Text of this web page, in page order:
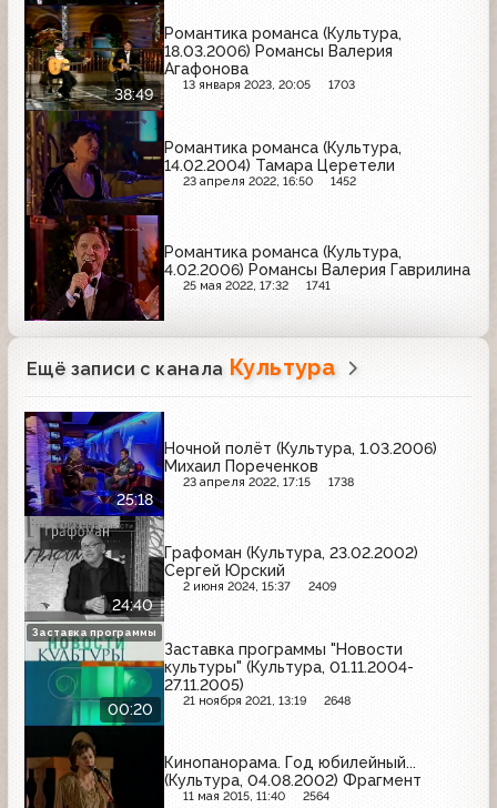
38:49
Романтика романса (Культура,
18.03.2006) Романсы Валерия
Агафонова
13 января 2023, 20:05 1703
Романтика романса (Культура,
14.02.2004) Тамара Церетели
23 апреля 2022, 16:50 1452
Романтика романса (Культура,
4.02.2006) Романсы Валерия Гаврилина
25 мая 2022, 17:32 1741
Ещё записи с канала Культура
25:18
Ночной полёт (Культура, 1.03.2006)
Михаил Пореченков
23 апреля 2022, 17:15 1738
24:40
Графоман (Культура, 23.02.2002)
Сергей Юрский
2 июня 2024, 15:37 2409
00:20
Заставка программы "Новости
культуры" (Культура, 01.11.2004-
27.11.2005)
21 ноября 2021, 13:19 2648
Заставка программы
Кинопанорама. Год юбилейный...
(Культура, 04.08.2002) Фрагмент
11 мая 2015, 11:40 2564